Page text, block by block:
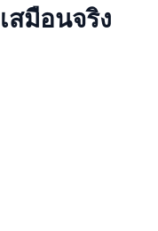
สมือนจริง